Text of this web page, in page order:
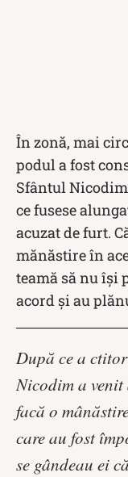
În zonă, mai
podul a fost
Sfântul
ce fusese
acuzat de furt.
mănăstire în
teamă să nu își
acord și au
După ce a
Nicodim a
facă o
care au fost
se gândeau ei